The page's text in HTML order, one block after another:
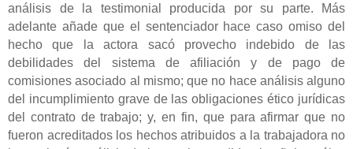
análisis de la testimonial producida por su parte. Más
adelante añade que el sentenciador hace caso omiso del
hecho que la actora sacó provecho indebido de las
debilidades del sistema de afiliación y de pago de
comisiones asociado al mismo; que no hace análisis alguno
del incumplimiento grave de las obligaciones ético jurídicas
del contrato de trabajo; y, en fin, que para afirmar que no
fueron acreditados los hechos atribuidos a la trabajadora no